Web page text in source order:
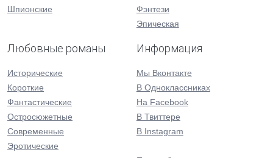
Шпионские
Фэнтези
Эпическая
Любовные романы
Исторические
Короткие
Фантастические
Остросюжетные
Современные
Эротические
Информация
Мы Вконтакте
В Одноклассниках
На Facebook
В Твиттере
В Instagram